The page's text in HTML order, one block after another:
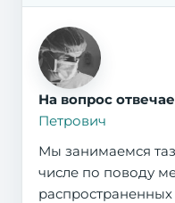
На вопрос
Петрович
Мы занимаемся
числе по поводу